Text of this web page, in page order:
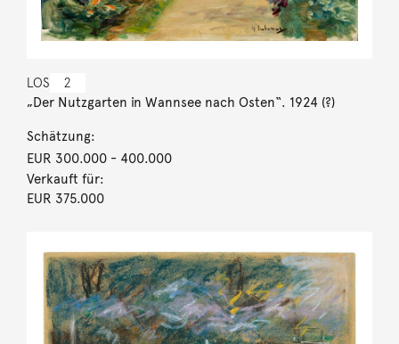
LOS 2
„Der Nutzgarten in Wannsee nach Osten“. 1924 (?)
Schätzung:
EUR 300.000- 400.000
Verkauft für:
EUR 375.000